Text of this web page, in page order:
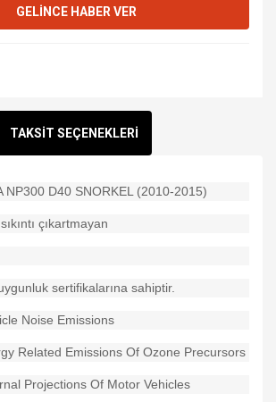
GELİNCE HABER VER
TAKSİT SEÇENEKLERİ
NP300 D40 SNORKEL (2010-2015)
çıkartmayan
sertifikalarına sahiptir.
Noise Emissions
Related Emissions Of Ozone Precursors
Projections Of Motor Vehicles